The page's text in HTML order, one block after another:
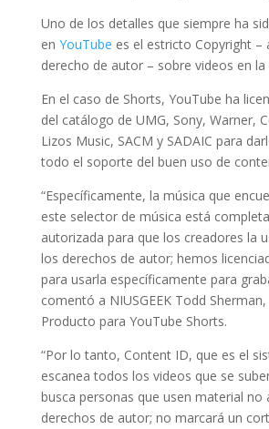
Uno de los detalles que siempre ha
en YouTube es el estricto Copyright –
derecho de autor – sobre videos en
En el caso de Shorts, YouTube ha
del catálogo de UMG, Sony, Warner,
Lizos Music, SACM y SADAIC para
todo el soporte del buen uso de
“Específicamente, la música que
este selector de música está
autorizada para que los creadores la
los derechos de autor; hemos
para usarla específicamente para
comentó a NIUSGEEK Todd
Producto para YouTube Shorts.
“Por lo tanto, Content ID, que es el
escanea todos los videos que se
busca personas que usen material no
derechos de autor; no marcará un